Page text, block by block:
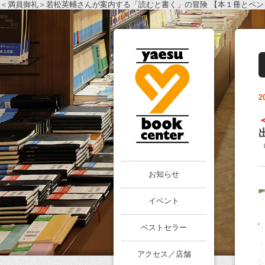
＜満員御礼＞若松英輔さんが案内する「読むと書く」の冒険 【本１冊とペ
お知らせ
イベント
ベストセラー
アクセス／店舗